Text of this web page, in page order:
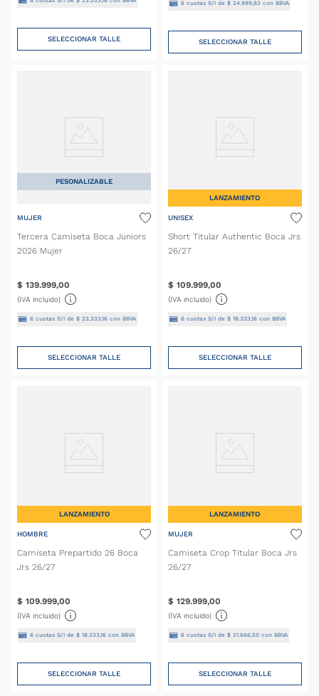
SELECCIONAR TALLE
6cuotas S/I de $ 24. 999, 83con BBVA
SELECCIONAR TALLE
PESONALIZABLE
MUJER
Tercera Camiseta Boca Juniors
2026 Mujer
$ 139.999,00
(IVA incluido)
6 cuotas S/I de$ 23.333,16 con BBVA
SELECCIONAR TALLE
LANZAMIENTO
UNISEX
Short Titular Authentic Boca Jrs
26/27
$ 109.999,00
(IVA incluido)
6cuotas S/I de $ 18.333,16con BBVA
SELECCIONAR TALLE
LANZAMIENTO
HOMBRE
Camiseta Prepartido 26 Boca
Jrs 26/27
$ 109.999,00
(IVA incluido)
6 cuotas S/I de$ 18.333,16 con BBVA
SELECCIONAR TALLE
LANZAMIENTO
MUJER
Camiseta Crop Titular Boca Jrs
26/27
$ 129.999,00
(IVA incluido)
6cuotas S/I de $ 21.666,50con BBVA
SELECCIONAR TALLE